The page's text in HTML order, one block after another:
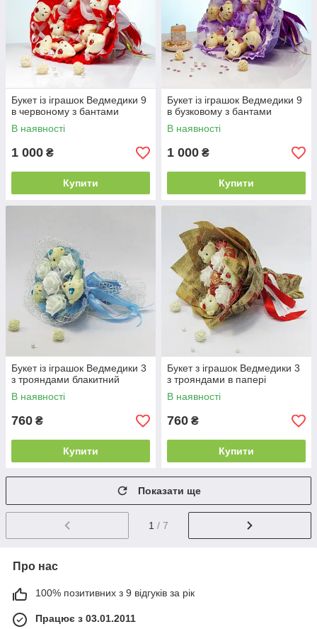
Букет із іграшок Ведмедики 9
в червоному з бантами
В наявності
1 000 ₴
Купити
Букет із іграшок Ведмедики 9
в бузковому з бантами
В наявності
1 000 ₴
Купити
Букет із іграшок Ведмедики 3
з трояндами блакитний
В наявності
760 ₴
Купити
Букет з іграшок Ведмедики 3
з трояндами в папері
В наявності
760 ₴
Купити
Показати ще
1 / 7
Про нас
100% позитивних з 9 відгуків за рік
Працює з 03.01.2011